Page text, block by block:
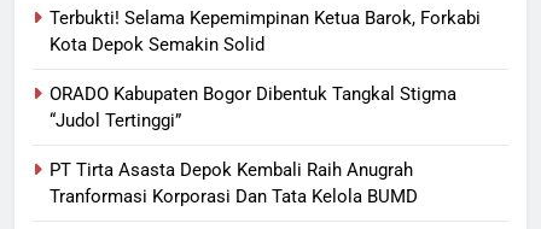
Terbukti! Selama Kepemimpinan Ketua Barok, Forkabi
Kota Depok Semakin Solid
ORADO Kabupaten Bogor Dibentuk Tangkal Stigma
“Judol Tertinggi”
PT Tirta Asasta Depok Kembali Raih Anugrah
Tranformasi Korporasi Dan Tata Kelola BUMD